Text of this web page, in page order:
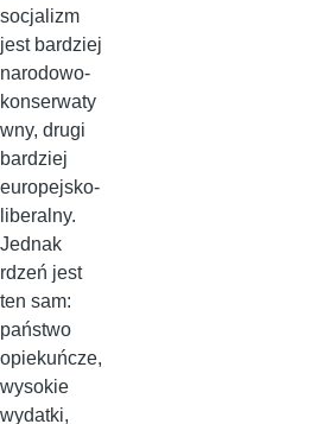
socjalizm
jest bardziej
narodowo-
konserwaty
wny, drugi
bardziej
europejsko-
liberalny.
Jednak
rdzeń jest
ten sam:
państwo
opiekuńcze,
wysokie
wydatki,